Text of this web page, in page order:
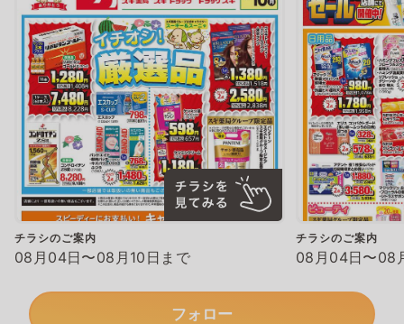
チラシのご案内
08月04日〜08月10日まで
チラシのご案内
08月04日〜08
フォロー